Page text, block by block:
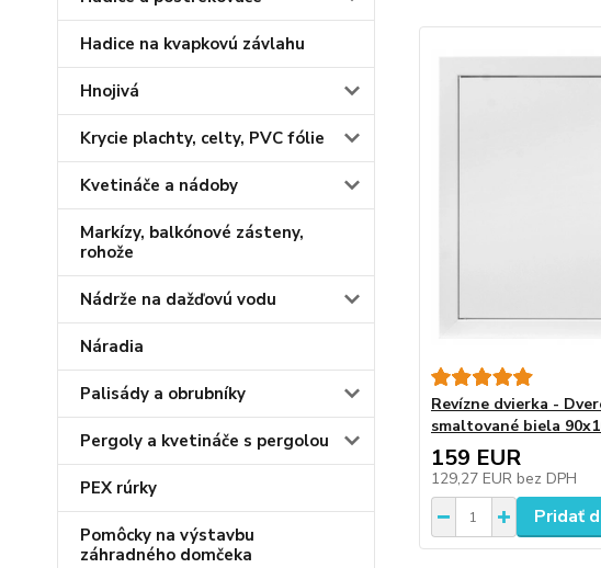
Hadice na kvapkovú závlahu
Hnojivá
Krycie plachty, celty, PVC fólie
Kvetináče a nádoby
Markízy, balkónové zásteny,
rohože
Nádrže na dažďovú vodu
Náradia
Palisády a obrubníky
Pergoly a kvetináče s pergolou
PEX rúrky
Pomôcky na výstavbu
záhradného domčeka
Revízne dvierka -
smaltované biela
159 EUR
129,27 EUR bez DPH
Pridať